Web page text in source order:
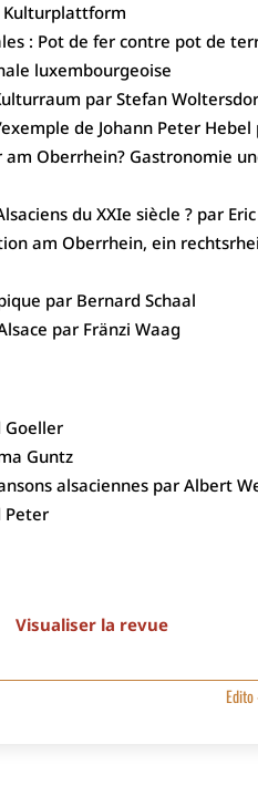
Kulturplattform
: Pot de fer contre pot de
luxembourgeoise
par Stefan
de Johann Peter Hebel
Oberrhein? Gastronomie
du XXIe siècle ? par
am Oberrhein, ein
par Bernard Schaal
par Fränzi Waag
Goeller
Guntz
alsaciennes par Albert
Peter
Visualiser la revue